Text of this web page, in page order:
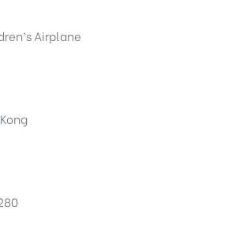
Airplane